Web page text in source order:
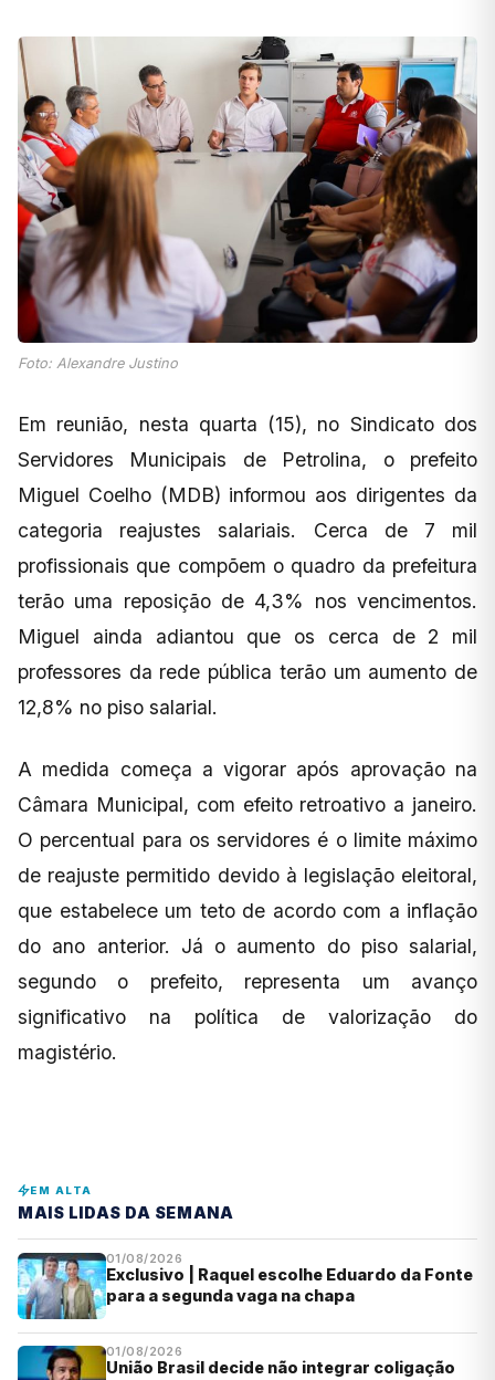
Foto: Alexandre Justino
Em reunião, nesta quarta (15), no Sindicato dos
Servidores Municipais de Petrolina, o prefeito
Miguel Coelho (MDB) informou aos dirigentes da
categoria reajustes salariais. Cerca de 7 mil
profissionais que compõem o quadro da prefeitura
terão uma reposição de 4,3% nos vencimentos.
Miguel ainda adiantou que os cerca de 2 mil
professores da rede pública terão um aumento de
12,8% no piso salarial.
A medida começa a vigorar após aprovação na
Câmara Municipal, com efeito retroativo a janeiro.
O percentual para os servidores é o limite máximo
de reajuste permitido devido à legislação eleitoral,
que estabelece um teto de acordo com a inflação
do ano anterior. Já o aumento do piso salarial,
segundo o prefeito, representa um avanço
significativo na política de valorização do
magistério.
EM ALTA
MAIS LIDAS DA SEMANA
01/08/2026
Exclusivo | Raquel escolhe Eduardo da Fonte
para a segunda vaga na chapa
01/08/2026
União Brasil decide não integrar coligação